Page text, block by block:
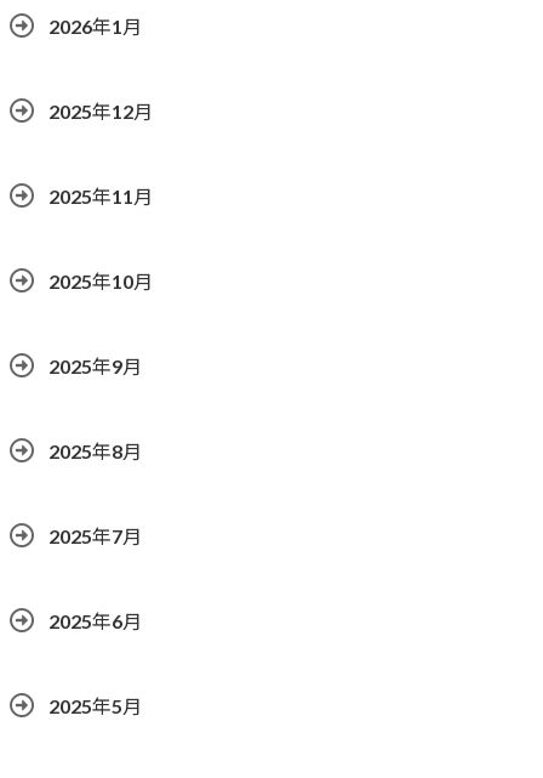
2026年1月
2025年12月
2025年11月
2025年10月
2025年9月
2025年8月
2025年7月
2025年6月
2025年5月